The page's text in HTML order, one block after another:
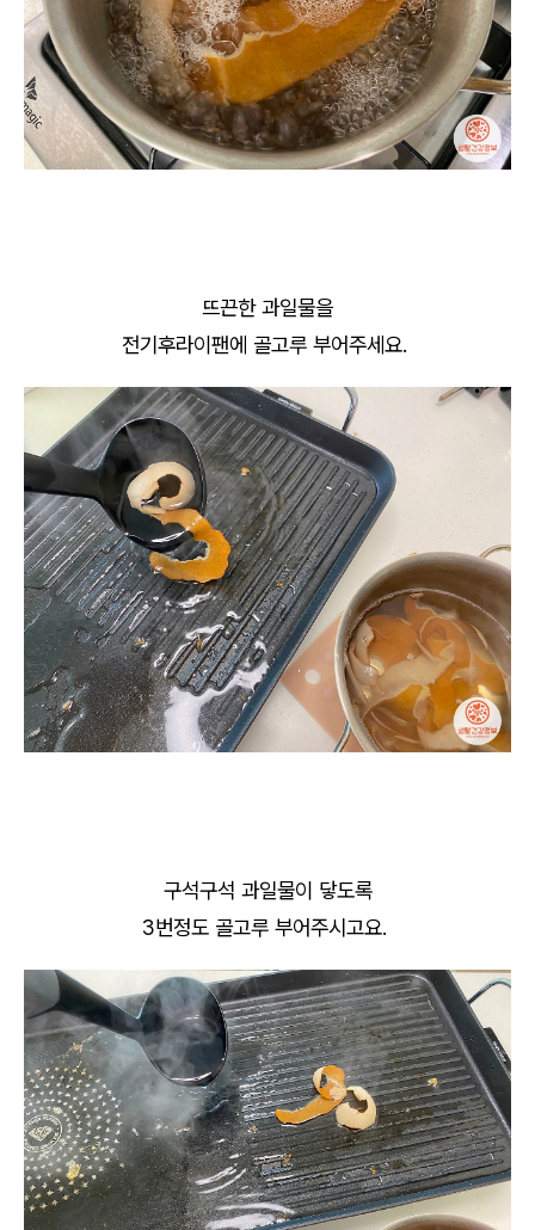
뜨끈한 과일물을
전기후라이팬에 골고루 부어주세요.
구석구석 과일물이 닿도록
3번정도 골고루 부어주시고요.